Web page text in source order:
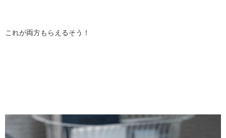
これが両方もらえるそう！